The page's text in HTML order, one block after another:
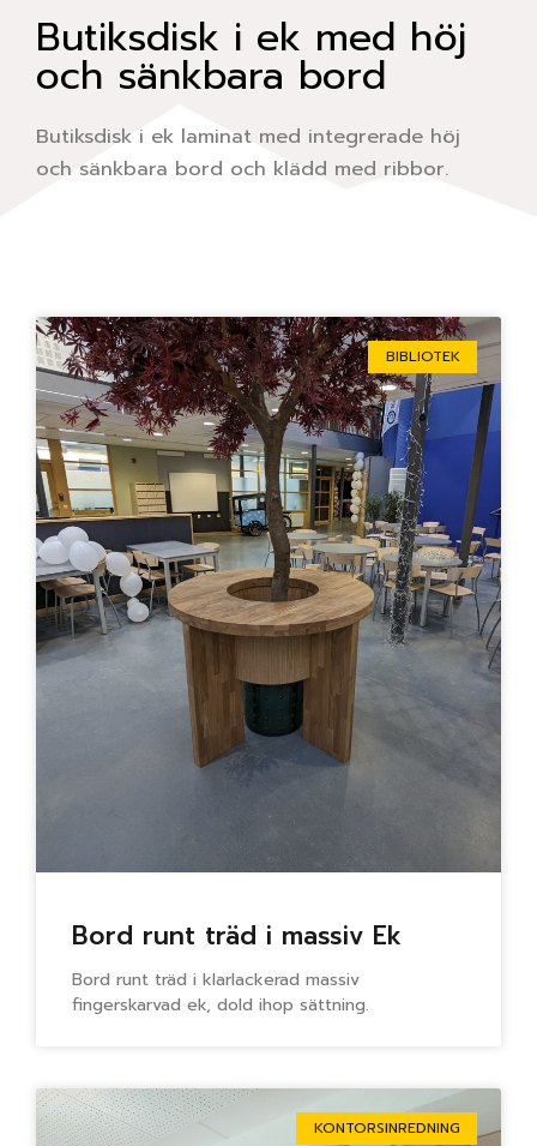
Butiksdisk i ek med höj
och sänkbara bord
Butiksdisk i ek laminat med integrerade höj
och sänkbara bord och klädd med ribbor.
BIBLIOTEK
Bord runt träd i massiv Ek
Bord runt träd i klarlackerad massiv
fingerskarvad ek, dold ihop sättning.
KONTORSINREDNING
Sida Sida Sida Sida Sida